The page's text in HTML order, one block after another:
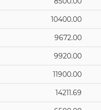
10400.00
9672.00
9920.00
11900.00
14211.69